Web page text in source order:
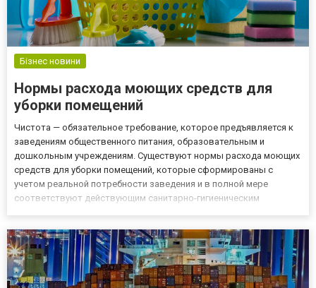
Бізнес новини
Нормы расхода моющих средств для
уборки помещений
Чистота — обязательное требование, которое предъявляется к
заведениям общественного питания, образовательным и
дошкольным учреждениям. Существуют нормы расхода моющих
средств для уборки помещений, которые сформированы с
учетом реальной потребности заведения и в полной мере
соответствуют действующим санитарно-гигиеническим
для обработки посуды и у...